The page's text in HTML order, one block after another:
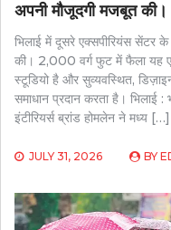
अपनी मौजूदगी मजबूत की।
भिलाई में दूसरे एक्सपीरियंस सेंटर
की। 2,000 वर्ग फुट में फैला यह
स्टूडियो है और सुव्यवस्थित,
समाधान प्रदान करता है।
इंटीरियर्स ब्रांड होमलेन ने मध्य […]
JULY 31, 2026 BY